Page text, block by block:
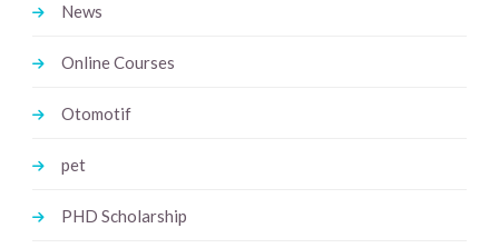
News
Online Courses
Otomotif
pet
PHD Scholarship